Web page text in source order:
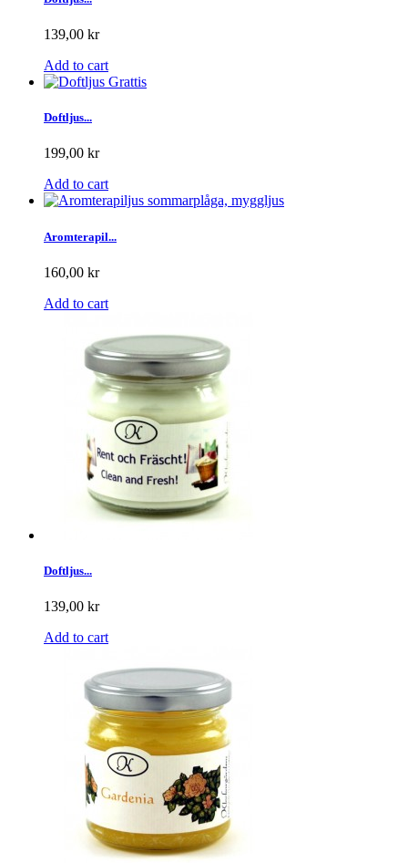
139,00 kr
Add to cart
Doftljus...
199,00 kr
Add to cart
Aromterapil...
160,00 kr
Add to cart
Doftljus...
139,00 kr
Add to cart